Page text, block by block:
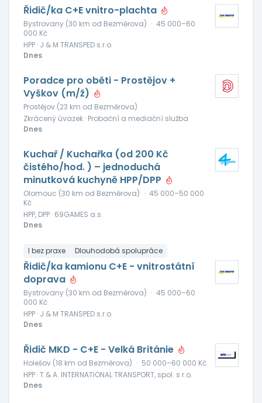
Řidič/ka C+E vnitro-plachta
Bystrovany (30 km od Bezměrova) · 45 000–60
000 Kč
HPP · J & M TRANSPED s.r.o.
Dnes
Poradce pro oběti - Prostějov +
Vyškov (m/ž)
Prostějov (23 km od Bezměrova)
Zkrácený úvazek · Probační a mediační služba
Dnes
Kuchař / Kuchařka (od 200 Kč
čistého/hod. ) – jednoduchá
minutková kuchyně HPP/DPP
Olomouc (30 km od Bezměrova) · 45 000–50 000
Kč
HPP, DPP · 69GAMES a.s.
Dnes
I bez praxe Dlouhodobá spolupráce
Řidič/ka kamionu C+E - vnitrostátní
doprava
Bystrovany (30 km od Bezměrova) · 45 000–60
000 Kč
HPP · J & M TRANSPED s.r.o.
Dnes
Řidič MKD - C+E - Velká Británie
Holešov (18 km od Bezměrova) · 50 000–60 000 Kč
HPP · T.& A. INTERNATIONAL TRANSPORT, spol. s r.o.
Dnes